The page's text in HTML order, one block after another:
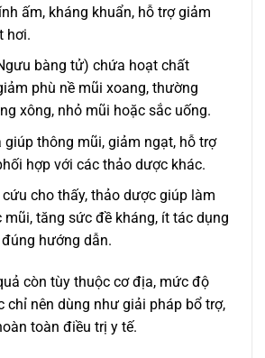
ấm, kháng khuẩn, hỗ trợ giảm
hơi.
bàng tử) chứa hoạt chất
phù nề mũi xoang, thường
xông, nhỏ mũi hoặc sắc uống.
giúp thông mũi, giảm ngạt, hỗ trợ
hợp với các thảo dược khác.
cứu cho thấy, thảo dược giúp làm
mũi, tăng sức đề kháng, ít tác dụng
hướng dẫn.
còn tùy thuộc cơ địa, mức độ
chỉ nên dùng như giải pháp bổ trợ,
toàn điều trị y tế.